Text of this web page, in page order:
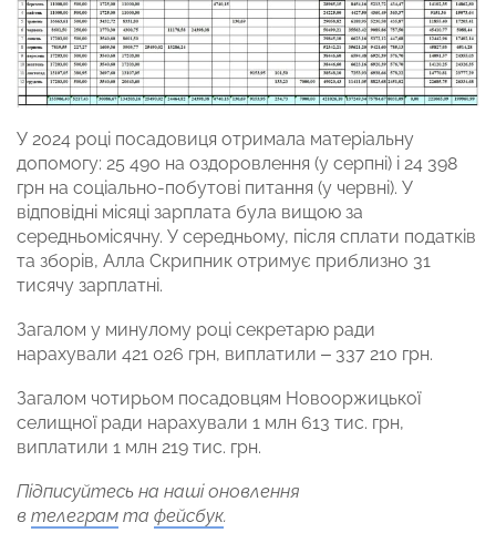
У 2024 році посадовиця отримала матеріальну
допомогу: 25 490 на оздоровлення (у серпні) і 24 398
грн на соціально-побутові питання (у червні). У
відповідні місяці зарплата була вищою за
середньомісячну. У середньому, після сплати податків
та зборів, Алла Скрипник отримує приблизно 31
тисячу зарплатні.
Загалом у минулому році секретарю ради
нарахували 421 026 грн, виплатили – 337 210 грн.
Загалом чотирьом посадовцям Новооржицької
селищної ради нарахували 1 млн 613 тис. грн,
виплатили 1 млн 219 тис. грн.
Підписуйтесь на наші оновлення
в телеграм та фейсбук.